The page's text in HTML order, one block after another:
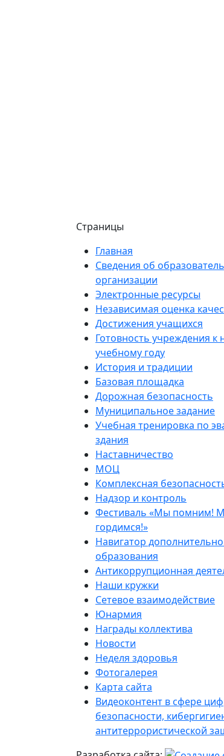
Страницы
Главная
Сведения об
организации
Электронные ресурсы
Независимая оценка
Достижения учащихся
Готовность учреждения к
учебному году
История и традиции
Базовая площадка
Дорожная безопасность
Муниципальное задание
Учебная тренировка по
здания
Наставничество
МОЦ
Комплексная
Надзор и контроль
Фестиваль «Мы помним!
гордимся!»
Навигатор
образования
Антикоррупционная
Наши кружки
Сетевое взаимодействие
Юнармия
Награды коллектива
Новости
Неделя здоровья
Фотогалерея
Карта сайта
Видеоконтент в сфере
безопасности,
антитеррористической